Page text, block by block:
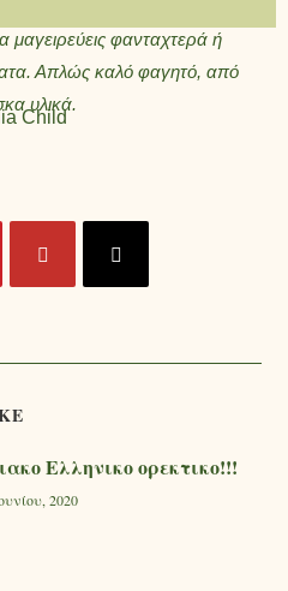
μαγειρεύεις φανταχτερά ή
Απλώς καλό φαγητό, από
υλικά.
Child
Ελληνικο ορεκτικο!!!
2020